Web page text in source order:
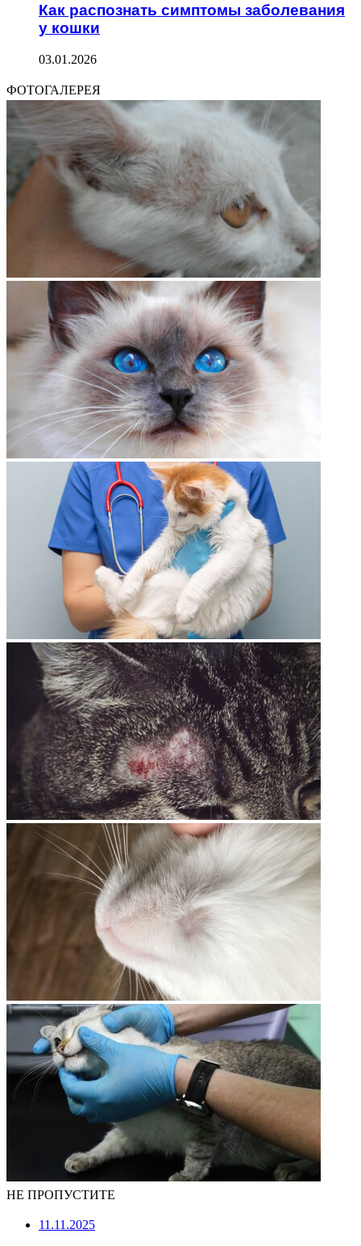
Как распознать симптомы заболевания
у кошки
03.01.2026
ФОТОГАЛЕРЕЯ
НЕ ПРОПУСТИТЕ
11.11.2025